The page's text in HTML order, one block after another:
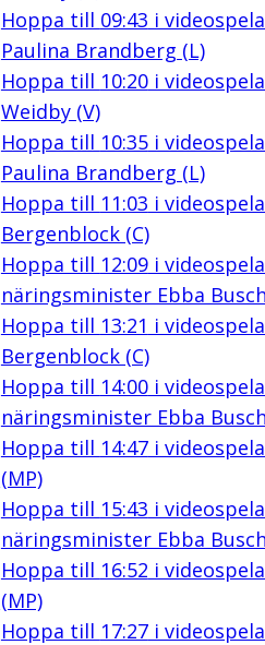
Hoppa till 09:43 i
Paulina Brandberg (L)
Hoppa till 10:20i
Weidby (V)
Hoppa till 10:35i
Paulina Brandberg (L)
Hoppa till 11:03 i
Bergenblock (C)
Hoppa till 12:09i
näringsminister Ebba
Hoppa till 13:21 i
Bergenblock (C)
Hoppa till 14:00i
näringsminister Ebba
Hoppa till 14:47i
(MP)
Hoppa till 15:43 i
näringsminister Ebba
Hoppa till 16:52 i
(MP)
Hoppa till 17:27i